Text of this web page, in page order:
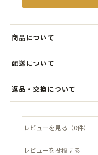
商品について
で、ヴィンテージ感あふれる仕
フロント部分はしっかりとし
るのが魅力です。
配送について
目安に発送いたします。クリ
配送について詳しく見る →
返品・交換について
します（返品送料は当店負担
返品について詳しく見る →
レビューを見る（0件）
レビューを投稿する